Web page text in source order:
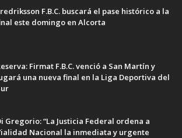
F.B.C. buscará el pase histórico a la
este domingo en Alcorta
Firmat F.B.C. venció a San Martín y
una nueva final en la Liga Deportiva del
Gregorio: “La Justicia Federal ordena a
Nacional la inmediata y urgente